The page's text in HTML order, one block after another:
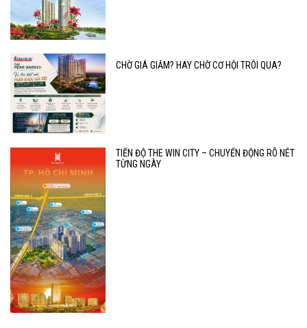
CHỜ GIÁ GIẢM? HAY CHỜ CƠ HỘI TRÔI QUA?
TIẾN ĐỘ THE WIN CITY – CHUYỂN ĐỘNG RÕ NÉT
TỪNG NGÀY